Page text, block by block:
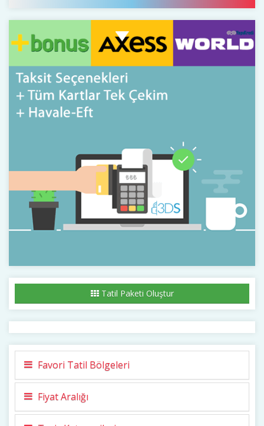
Tatil Paketi Oluştur
Favori Tatil Bölgeleri
Fiyat Aralığı